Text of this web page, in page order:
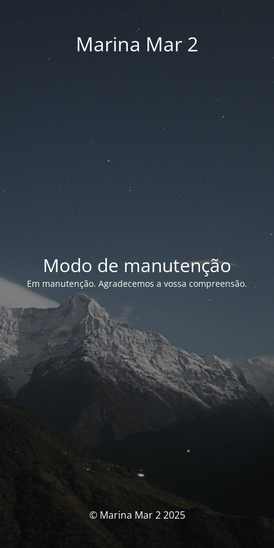
Marina Mar 2
Modo de manutenção
Em manutenção. Agradecemos a vossa compreensão.
© Marina Mar 2 2025